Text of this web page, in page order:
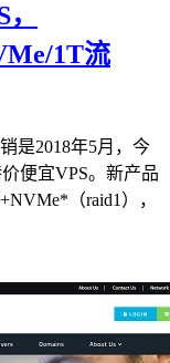
1T流
是2018年5月，今
便宜VPS。新产品
（raid1），